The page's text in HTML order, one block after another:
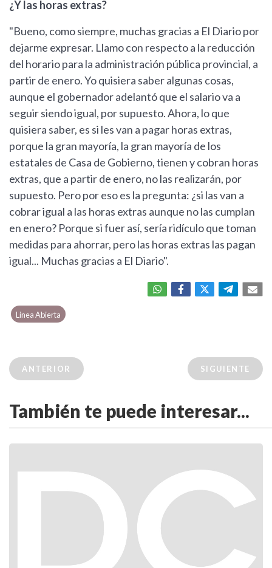
¿Y las horas extras?
"Bueno, como siempre, muchas gracias a El Diario por
dejarme expresar. Llamo con respecto a la reducción
del horario para la administración pública provincial, a
partir de enero. Yo quisiera saber algunas cosas,
aunque el gobernador adelantó que el salario va a
seguir siendo igual, por supuesto. Ahora, lo que
quisiera saber, es si les van a pagar horas extras,
porque la gran mayoría, la gran mayoría de los
estatales de Casa de Gobierno, tienen y cobran horas
extras, que a partir de enero, no las realizarán, por
supuesto. Pero por eso es la pregunta: ¿si las van a
cobrar igual a las horas extras aunque no las cumplan
en enero? Porque si fuer así, sería ridículo que toman
medidas para ahorrar, pero las horas extras las pagan
igual... Muchas gracias a El Diario".
Linea Abierta
ANTERIOR SIGUIENTE
También te puede interesar...